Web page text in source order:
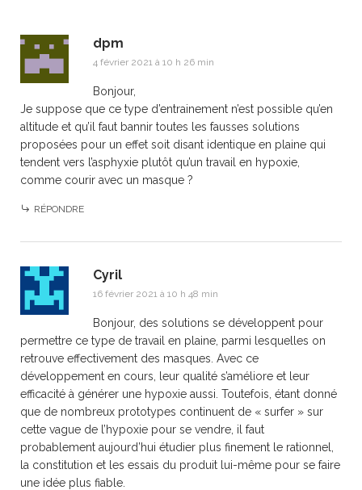
dpm
4 février 2021 à 10 h 26 min
Bonjour,
Je suppose que ce type d’entrainement n’est possible qu’en
altitude et qu’il faut bannir toutes les fausses solutions
proposées pour un effet soit disant identique en plaine qui
tendent vers l’asphyxie plutôt qu’un travail en hypoxie,
comme courir avec un masque ?
RÉPONDRE
Cyril
16 février 2021 à 10 h 48 min
Bonjour, des solutions se développent pour
permettre ce type de travail en plaine, parmi lesquelles on
retrouve effectivement des masques. Avec ce
développement en cours, leur qualité s’améliore et leur
efficacité à générer une hypoxie aussi. Toutefois, étant donné
que de nombreux prototypes continuent de « surfer » sur
cette vague de l’hypoxie pour se vendre, il faut
probablement aujourd’hui étudier plus finement le rationnel,
la constitution et les essais du produit lui-même pour se faire
une idée plus fiable.